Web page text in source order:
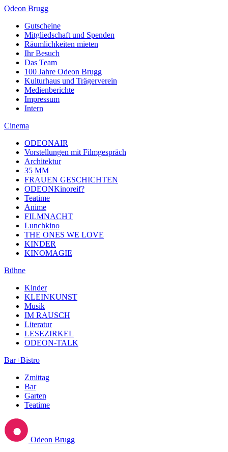
Odeon Brugg
Gutscheine
Mitgliedschaft und Spenden
Räumlichkeiten mieten
Ihr Besuch
Das Team
100 Jahre Odeon Brugg
Kulturhaus und Trägerverein
Medienberichte
Impressum
Intern
Cinema
ODEONAIR
Vorstellungen mit Filmgespräch
Architektur
35 MM
FRAUEN GESCHICHTEN
ODEONKinoreif?
Teatime
Anime
FILMNACHT
Lunchkino
THE ONES WE LOVE
KINDER
KINOMAGIE
Bühne
Kinder
KLEINKUNST
Musik
IM RAUSCH
Literatur
LESEZIRKEL
ODEON-TALK
Bar+Bistro
Zmittag
Bar
Garten
Teatime
Odeon Brugg